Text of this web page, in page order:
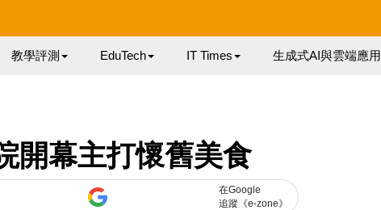
教學評測 EduTech IT Times 生成式AI與雲端應用
開幕主打懷舊美食
在Google
追蹤《e-zone》